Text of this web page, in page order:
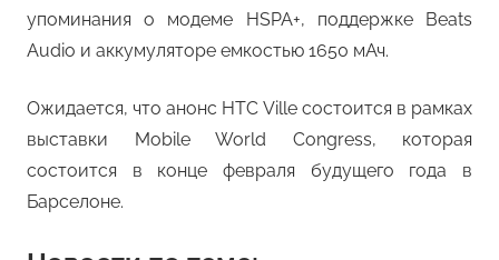
упоминания о модеме HSPA+, поддержке Beats
Audio и аккумуляторе емкостью 1650 мАч.
Ожидается, что анонс HTC Ville состоится в рамках
выставки Mobile World Congress, которая
состоится в конце февраля будущего года в
Барселоне.